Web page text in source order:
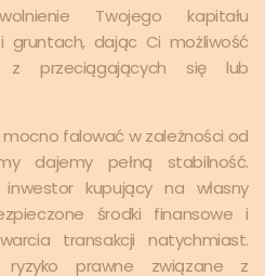
Twojego kapitału
gruntach, dając Ci możliwość
z przeciągających się lub
mocno falować w zależności od
dajemy pełną stabilność.
kupujący na własny
środki finansowe i
transakcji natychmiast.
ryzyko prawne związane z